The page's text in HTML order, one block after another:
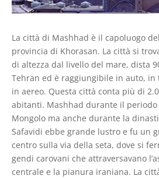
La città di Mashhad è il capoluogo
provincia di Khorasan. La città si
di altezza dal livello del mare, dista
Tehran ed è raggiungibile in auto, in
in aereo. Questa città conta più di
abitanti. Mashhad durante il
Mongolo ma anche durante la
Safavidi ebbe grande lustro e fu un
centro sulla via della seta, dove si
gendi carovani che attraversavano
centrale e la pianura iraniana. La